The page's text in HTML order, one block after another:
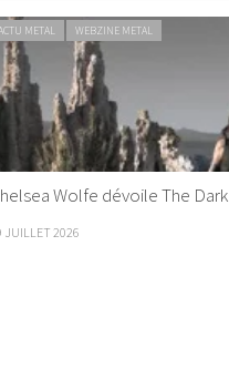
METAL WEBZINE METAL
Wolfe dévoile The Dark
JUILLET 2026